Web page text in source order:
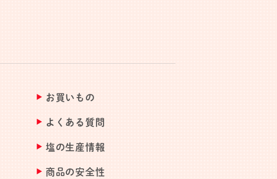
お買いもの
よくある質問
塩の生産情報
商品の安全性